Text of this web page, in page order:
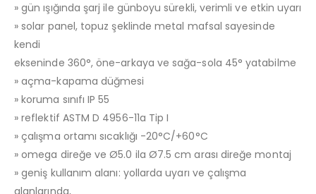
» gün ışığında şarj ile günboyu sürekli, verimli ve etkin uyarı
» solar panel, topuz şeklinde metal mafsal sayesinde
kendi
ekseninde 360°, öne-arkaya ve sağa-sola 45° yatabilme
» açma-kapama düğmesi
» koruma sınıfı IP 55
» reflektif ASTM D 4956-11a Tip I
» çalışma ortamı sıcaklığı -20°C/+60°C
» omega direğe ve Ø5.0 ila Ø7.5 cm arası direğe montaj
» geniş kullanım alanı: yollarda uyarı ve çalışma